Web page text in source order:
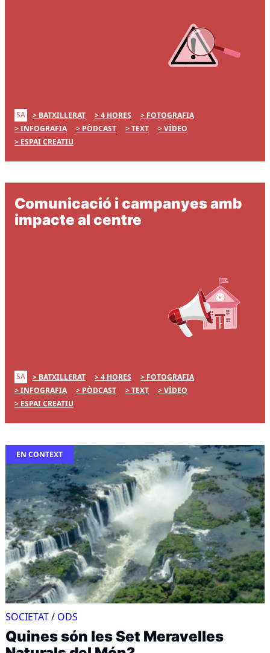
SA BATXILLERAT 4 HORES
FOTOGRAFIA
INFOGRAFIA
PÒDCAST TEXT
VÍDEO
ESPAI CREATIU
Comunicació i campanyes amb
impacte al centre
SA BATXILLERAT 4 HORES
FOTOGRAFIA
INFOGRAFIA
PÒDCAST TEXT
VÍDEO
ESPAI CREATIU
EN CONTEXT
SOCIETAT/ ODS
Quines són les Set Meravelles